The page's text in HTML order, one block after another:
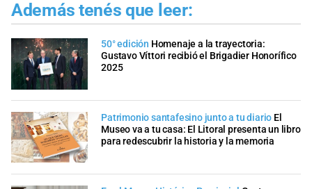
Además tenés que leer:
50° edición Homenaje a la trayectoria:
Gustavo Víttori recibió el Brigadier Honorífico
2025
Patrimonio santafesino junto a tu diario El
Museo va a tu casa: El Litoral presenta un libro
para redescubrir la historia y la memoria